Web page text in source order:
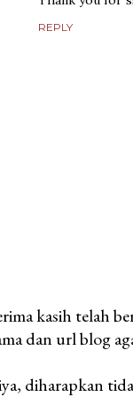
REPLY
kasih telah
dan url blog
diharapkan